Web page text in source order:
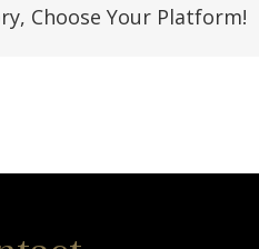
Choose Your Platform!